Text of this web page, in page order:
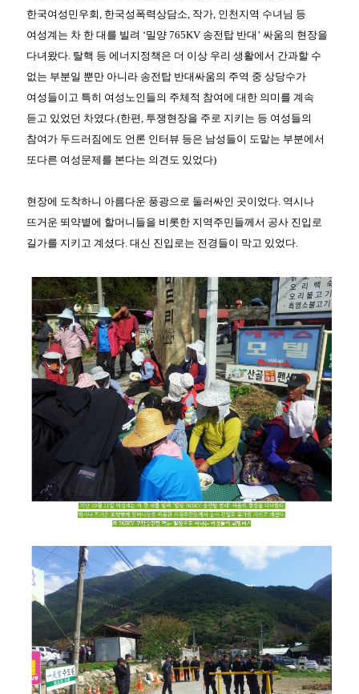
한국여성민우회, 한국성폭력상담소, 작가, 인천지역 수녀님 등
여성계는 차 한 대를 빌려 ‘밀양 765KV 송전탑 반대’ 싸움의 현장을
다녀왔다. 탈핵 등 에너지정책은 더 이상 우리 생활에서 간과할 수
없는 부분일 뿐만 아니라 송전탑 반대싸움의 주역 중 상당수가
여성들이고 특히 여성노인들의 주체적 참여에 대한 의미를 계속
듣고 있었던 차였다.(한편, 투쟁현장을 주로 지키는 등 여성들의
참여가 두드러짐에도 언론 인터뷰 등은 남성들이 도맡는 부분에서
또다른 여성문제를 본다는 의견도 있었다)
현장에 도착하니 아름다운 풍광으로 둘러싸인 곳이었다. 역시나
뜨거운 뙤약볕에 할머니들을 비롯한 지역주민들께서 공사 진입로
길가를 지키고 계셨다. 대신 진입로는 전경들이 막고 있었다.